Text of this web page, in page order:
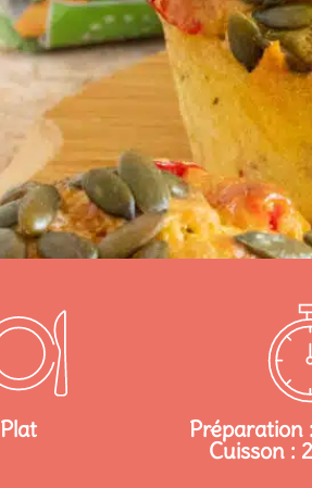
Plat
Préparation
Cuisson :